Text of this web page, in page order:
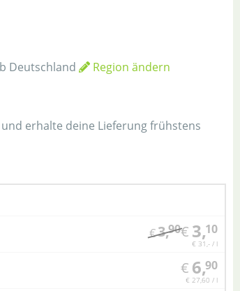
Deutschland
Region ändern
erhalte deine Lieferung frühstens
€3,90€ 3,10
€ 31,- / l
€ 6,90
€ 27,60 / l